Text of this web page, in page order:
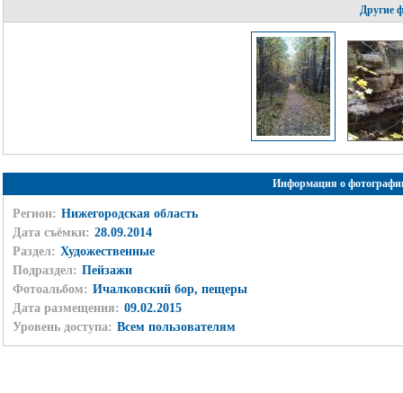
Другие
Информация о
Регион: Нижегородская область
Дата съёмки: 28.09.2014
Раздел: Художественные
Подраздел: Пейзажи
Фотоальбом: Ичалковский бор, пещеры
Дата размещения: 09.02.2015
Уровень доступа: Всем пользователям